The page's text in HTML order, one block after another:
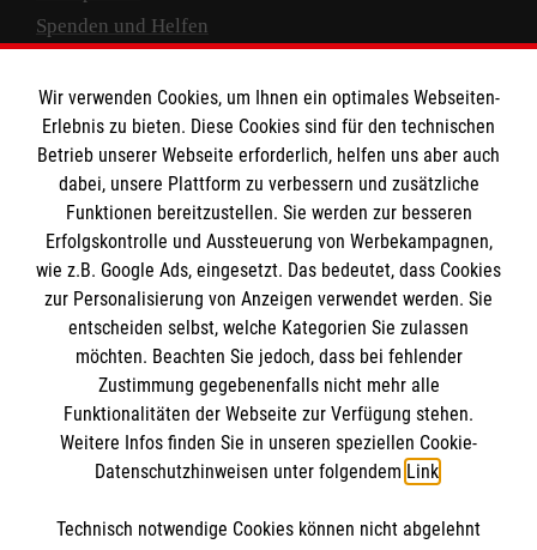
Spenden und Helfen
Empfänger: Malteser Hilfsdienst e.V.
IBAN: DE10 3706 0120 1201 2000 12
BIC: GENODED 1PA7
Newsletter abonnieren
Cookies verwalten|AGB|Impressum|Datenschutz
Wir verwenden Cookies, um Ihnen ein optimales Webseiten-
Erlebnis zu bieten. Diese Cookies sind für den technischen
Betrieb unserer Webseite erforderlich, helfen uns aber auch
dabei, unsere Plattform zu verbessern und zusätzliche
Funktionen bereitzustellen. Sie werden zur besseren
Erfolgskontrolle und Aussteuerung von Werbekampagnen,
wie z.B. Google Ads, eingesetzt. Das bedeutet, dass Cookies
zur Personalisierung von Anzeigen verwendet werden. Sie
entscheiden selbst, welche Kategorien Sie zulassen
möchten. Beachten Sie jedoch, dass bei fehlender
Zustimmung gegebenenfalls nicht mehr alle
Funktionalitäten der Webseite zur Verfügung stehen.
Weitere Infos finden Sie in unseren speziellen Cookie-
Datenschutzhinweisen unter folgendem Link.
Technisch notwendige Cookies können nicht abgelehnt